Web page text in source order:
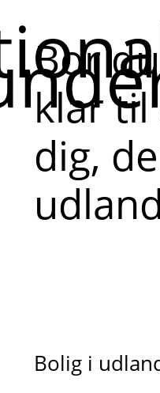
Bor
klar
dig,
Bolig i